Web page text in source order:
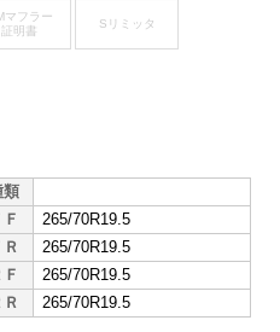
マフラー
証明書
Sリミッタ
類
265/70R19.5
265/70R19.5
265/70R19.5
265/70R19.5